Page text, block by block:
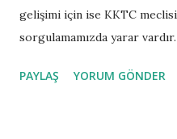
denkleminin dışında kalma
Akdeniz’de devam eden enerji
gelişimi için ise KKTC
sorgulamamızda yarar
yapılan milletvekilliği seçimi
PAYLAŞ YORUM GÖNDER